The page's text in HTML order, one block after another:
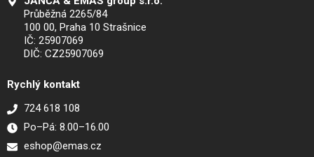
Průběžná 2265/84
100 00, Praha 10 Strašnice
IČ: 25907069
DIČ: CZ25907069
Rychlý kontakt
724 618 108
Po–Pá: 8.00–16.00
eshop@emas.cz